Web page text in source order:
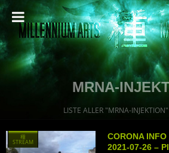
MRNA-
LISTE ALLER "MRNA-
CORONA
2021-07-26 –
種
STREAM